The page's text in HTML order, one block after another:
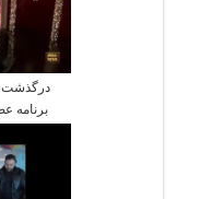
درگذشت
برنامه